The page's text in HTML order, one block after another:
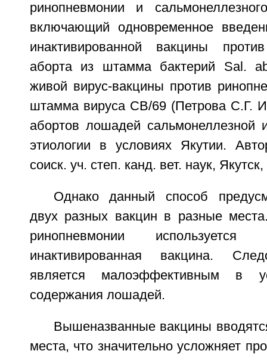
ринопневмонии и
включающий одновременное
инактивированной вакцины
аборта из штамма бактерий Sal.
живой вирус-вакцины против
штамма вируса СВ/69 (Петрова С.Г.
абортов лошадей сальмонеллезной
этиологии в условиях Якутии.
соиск. уч. степ. канд. вет. наук,
Однако данный способ
двух разных вакцин в разные
ринопневмонии
инактивированная вакцина.
является малоэффективным в
содержания лошадей.
Вышеназванные вакцины
места, что значительно усложняет